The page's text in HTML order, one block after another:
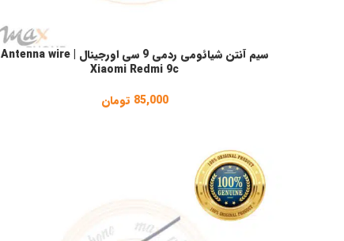
افزودن به سبد خرید
سیم آنتن شیائومی ردمی 9 سی اورجینال | Antenna wire
Xiaomi Redmi 9c
85,000 تومان